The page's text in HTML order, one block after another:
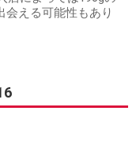
会える可能性もあり